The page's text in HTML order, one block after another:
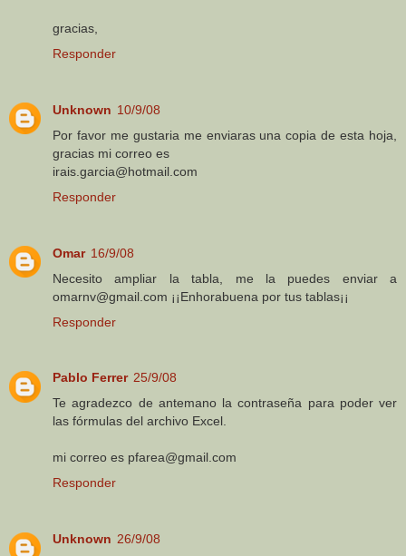
gracias,
Responder
Unknown 10/9/08
Por favor me gustaria me enviaras una copia de esta hoja,
gracias mi correo es
irais.garcia@hotmail.com
Responder
Omar 16/9/08
Necesito ampliar la tabla, me la puedes enviar a
omarnv@gmail.com ¡¡Enhorabuena por tus tablas¡¡
Responder
Pablo Ferrer 25/9/08
Te agradezco de antemano la contraseña para poder ver
las fórmulas del archivo Excel.
mi correo es pfarea@gmail.com
Responder
Unknown 26/9/08